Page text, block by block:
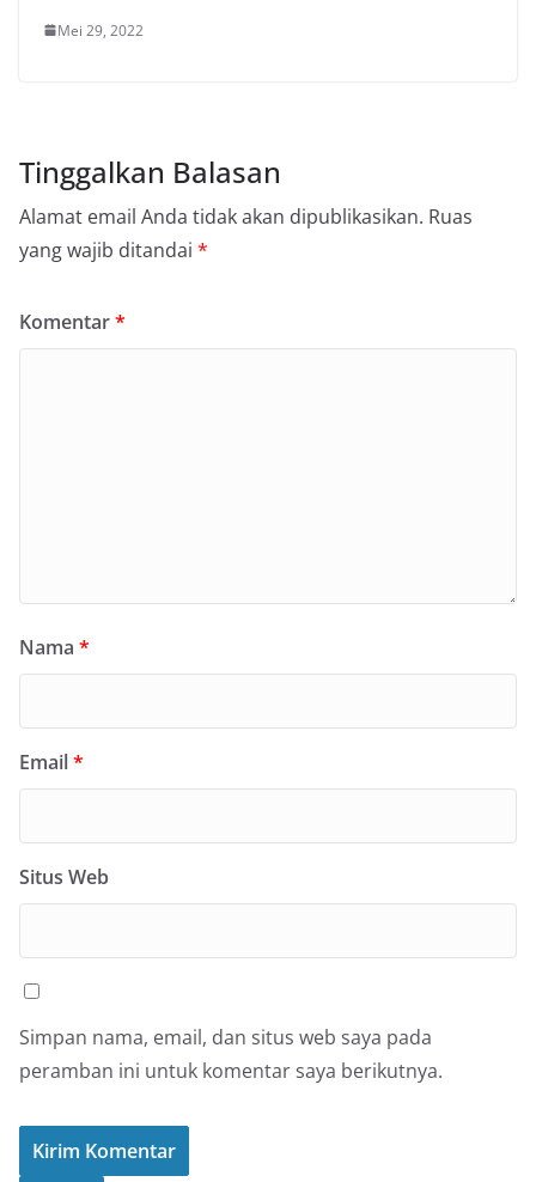
Mei 29, 2022
Tinggalkan Balasan
Alamat email Anda tidak akan dipublikasikan. Ruas
yang wajib ditandai *
Komentar*
Nama *
Email*
Situs Web
Simpan nama, email, dan situs web saya pada
peramban ini untuk komentar saya berikutnya.